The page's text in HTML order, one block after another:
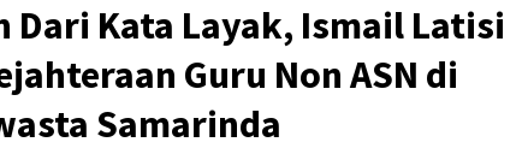
Dari Kata Layak, Ismail Latisi
Guru Non ASN di
Samarinda